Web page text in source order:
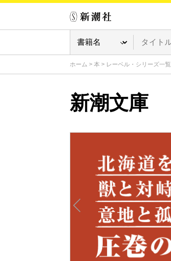
ホーム > 本 > レーベル・シリーズ一覧
新潮文庫